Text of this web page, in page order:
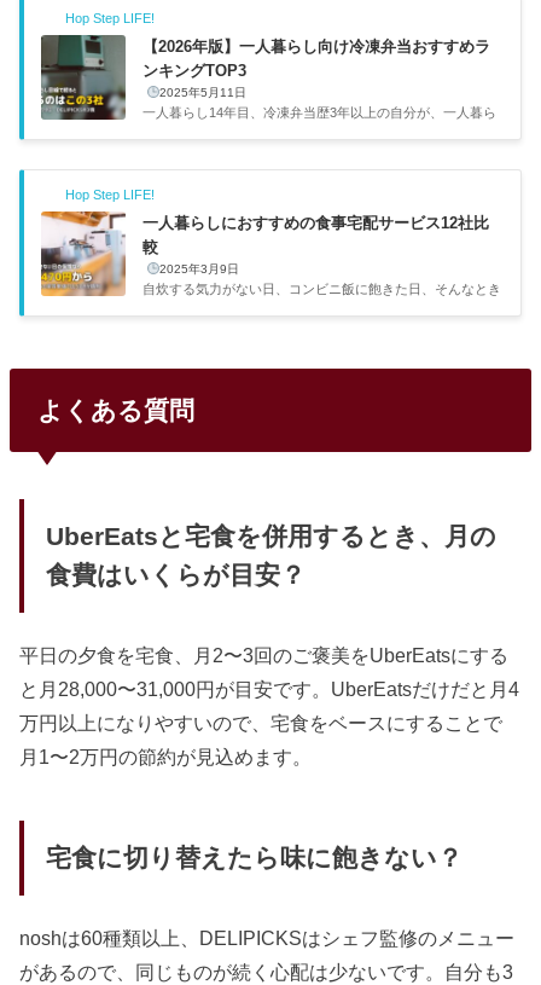
は本当に現実的な解決策です。食事パターン月額目安手間特
徴外食中心6〜10万円◎深夜のUberEatsで出費膨張しがちコ
ンビニ弁当中心4〜6万円○揚げ物偏重・栄養バランス△冷凍
弁当中心3〜5万円◎レンジ5分・栄養管理◎・深夜注文不要
自炊中心2〜3万円×最安だが時間と手間がかかる一人暮らし
の食費の平均ってどの...
Hop Step LIFE!
【2026年版】一人暮らし向け冷凍弁当おすすめラ
ンキングTOP3
2025年5月11日
一人暮らし14年目、冷凍弁当歴3年以上の自分が、一人暮ら
した。選定基準は「1食あたりの価格」「メニューの豊富
さ」「一人暮らしでの使いやすさ（配送の柔軟性・冷凍庫へ
の収まり）」の3点です。実際に3年以上使い続けてきたリア
ルな感想をお伝えするので、サービス選びの参考にしてもら
えると嬉しいです。サービス1食あたり送料メニュー数こん
な人向けnosh（ナッシュ）620円〜913円〜60種類以上メニ
ューを自分で選びた...
Hop Step LIFE!
一人暮らしにおすすめの食事宅配サービス12社比
較
2025年3月9日
自炊する気力がない日、コンビニ飯に飽きた日、そんなとき
どれを選べばいいかわからないという声もよく聞くので、一
出典：nosh（ナッシュ）公式サイト食事宅配って種類が多
比較テーブルまず全体像を把握するために、12社を3タイプ
よくある質問
UberEatsと宅食を併用するとき、月の
食費はいくらが目安？
平日の夕食を宅食、月2〜3回のご褒美をUberEatsにする
と月28,000〜31,000円が目安です。UberEatsだけだと月4
万円以上になりやすいので、宅食をベースにすることで
月1〜2万円の節約が見込めます。
宅食に切り替えたら味に飽きない？
noshは60種類以上、DELIPICKSはシェフ監修のメニュー
があるので、同じものが続く心配は少ないです。自分も3